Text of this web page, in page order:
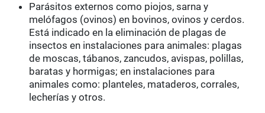
Parásitos externos como piojos, sarna y
melófagos (ovinos) en bovinos, ovinos y cerdos.
Está indicado en la eliminación de plagas de
insectos en instalaciones para animales: plagas
de moscas, tábanos, zancudos, avispas, polillas,
baratas y hormigas; en instalaciones para
animales como: planteles, mataderos, corrales,
lecherías y otros.